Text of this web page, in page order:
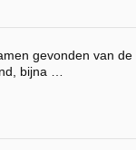
gevonden van de
bijna …